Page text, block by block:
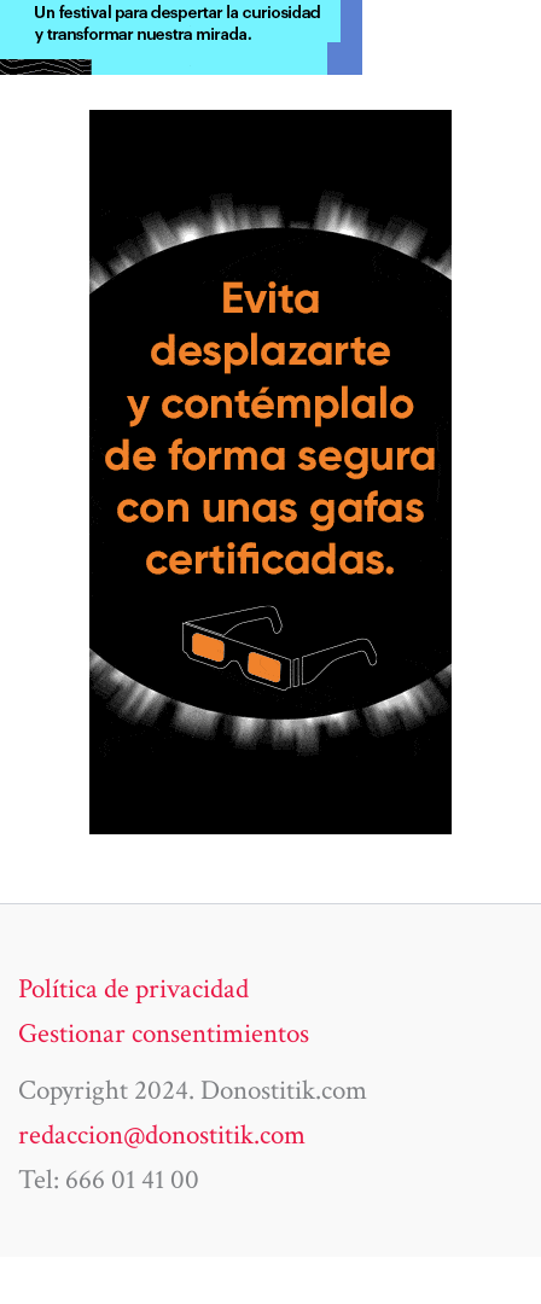
Política de privacidad
Gestionar consentimientos
Copyright 2024. Donostitik.com
redaccion@donostitik.com
Tel: 666 01 41 00